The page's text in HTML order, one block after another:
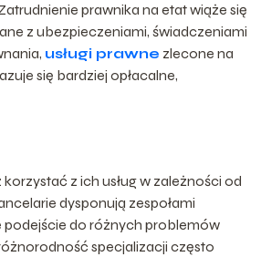
prawnika na etat wiąże się
z ubezpieczeniami, świadczeniami
usługi prawne zlecone na
się bardziej opłacalne,
z ich usług w zależności od
dysponują zespołami
do różnych problemów
specjalizacji często